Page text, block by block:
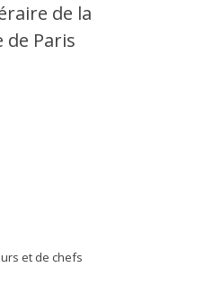
de la
de Paris
et de chefs